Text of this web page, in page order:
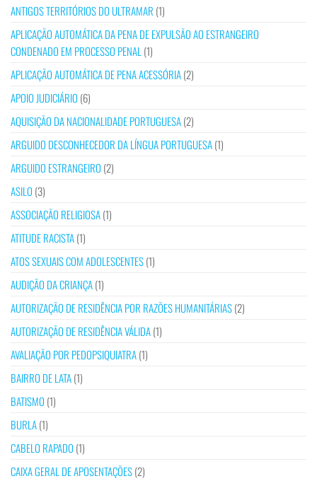
ANTIGOS TERRITÓRIOS DO ULTRAMAR (1)
APLICAÇÃO AUTOMÁTICA DA PENA DE EXPULSÃO AO ESTRANGEIRO
CONDENADO EM PROCESSO PENAL (1)
APLICAÇÃO AUTOMÁTICA DE PENA ACESSÓRIA(2)
APOIO JUDICIÁRIO (6)
AQUISIÇÃO DA NACIONALIDADE PORTUGUESA(2)
ARGUIDO DESCONHECEDOR DA LÍNGUA PORTUGUESA(1)
ARGUIDO ESTRANGEIRO (2)
ASILO (3)
ASSOCIAÇÃO RELIGIOSA(1)
ATITUDE RACISTA(1)
ATOS SEXUAIS COM ADOLESCENTES(1)
AUDIÇÃO DA CRIANÇA(1)
AUTORIZAÇÃO DE RESIDÊNCIA POR RAZÕES HUMANITÁRIAS(2)
AUTORIZAÇÃO DE RESIDÊNCIA VÁLIDA(1)
AVALIAÇÃO POR PEDOPSIQUIATRA(1)
BAIRRO DE LATA(1)
BATISMO (1)
BURLA(1)
CABELO RAPADO (1)
CAIXA GERAL DE APOSENTAÇÕES(2)